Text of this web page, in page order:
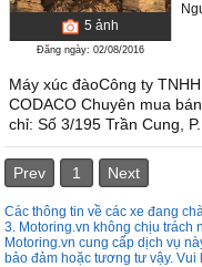
5 ảnh
Đăng ngày: 02/08/2016
Máy xúc đàoCông ty
CODACO Chuyên mua
chỉ: Số 3/195 Trần Cung, P.
Prev 1 Next
Các thông tin về các xe đang
3. Motoring.vn không chịu trách
Motoring.vn cung cấp dịch vụ
bảo đảm hoặc tương tư vậy.